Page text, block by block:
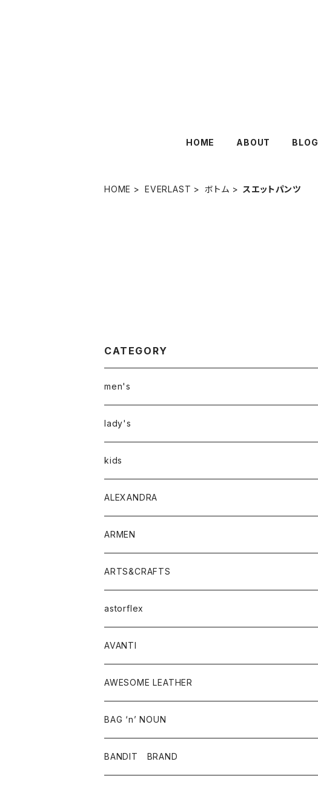
HOME ABOUT BLOG
HOME EVERLAST ボトム スエットパンツ
CATEGORY
men's
アウター
トップス
Tシャツ
シャツ
ボトムス
lady's
アウター
トップス
Tシャツ・カットソー
シャツ・ブラウス
ボトムス
パンツ
スカート
ワンピース・オールインワン
バッグ
シューズ
アクセサリー
その他雑貨
kids
ALEXANDRA
ARMEN
アウター
コート
ジャケット
トップス
ベスト
シャツ
ワンピース
ボトム
スカート
パンツ
グッズ
靴
ARTS&CRAFTS
アクセサリー
ウォレット
バッグ
astorflex
グッズ
靴
AVANTI
シャツ
AWESOME LEATHER
アウター
革ジャケット
BAG ‘n’ NOUN
アクセサリー
BANDIT BRAND